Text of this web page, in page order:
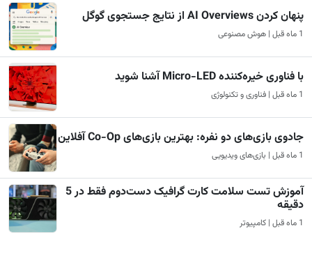
پنهان کردن AI Overviews از نتایج جستجوی گوگل
1 ماه قبل | هوش مصنوعی
با فناوری خیره‌کننده Micro-LED آشنا شوید
1 ماه قبل | فناوری و تکنولوژی
جادوی بازی‌های دو نفره: بهترین بازی‌های Co-Op آفلاین
1 ماه قبل | بازی‌های ویدیویی
آموزش تست سلامت کارت گرافیک دست‌دوم فقط در 5
دقیقه
1 ماه قبل | کامپیوتر